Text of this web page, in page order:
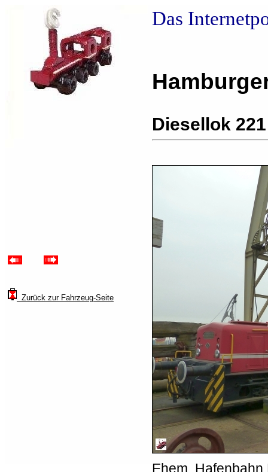
Zurück zur Fahrzeug-Seite
Das
Diesellok 221
Ehem.